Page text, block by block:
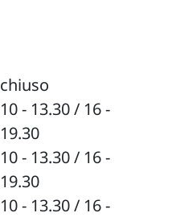
chiuso
10 - 13.30 / 16 -
19.30
10 - 13.30 / 16 -
19.30
10 - 13.30 / 16 -